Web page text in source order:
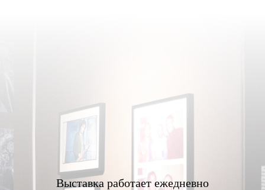
Выставка работает ежедневно